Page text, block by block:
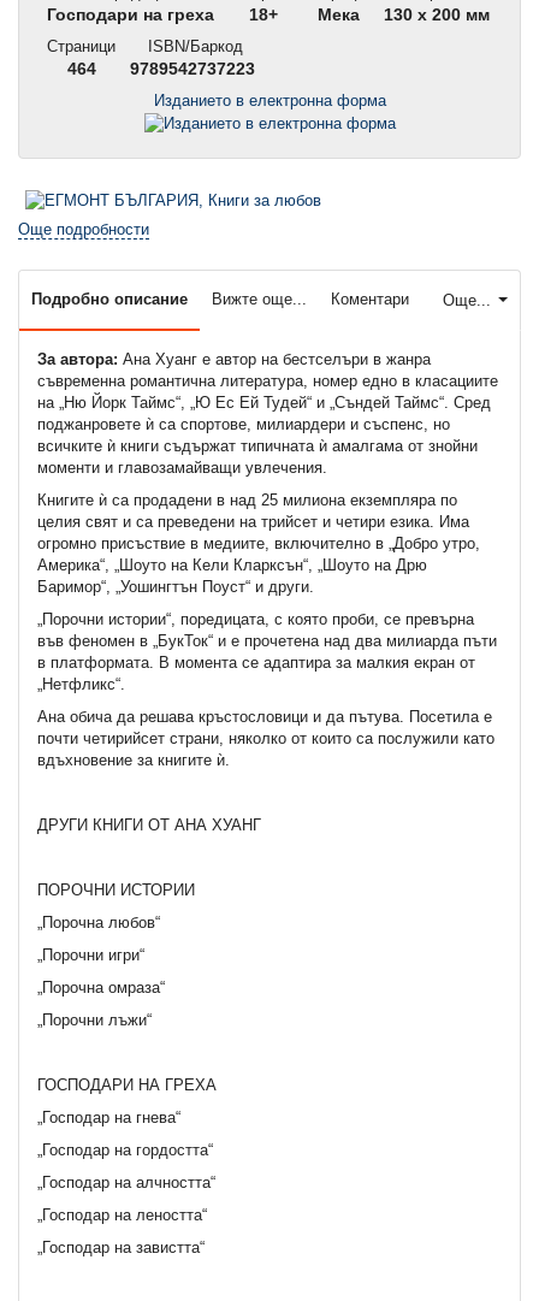
Господари на греха
18+
Мека
130 x 200 мм
Страници
464
ISBN/Баркод
9789542737223
Изданието в електронна форма
Още подробности
Още...
Подробно описание Вижте още... Коментари
За автора: Ана Хуанг е автор на бестселъри в жанра
съвременна романтична литература, номер едно в класациите
на „Ню Йорк Таймс“, „Ю Ес Ей Тудей“ и „Съндей Таймс“. Сред
поджанровете ѝ са спортове, милиардери и съспенс, но
всичките ѝ книги съдържат типичната ѝ амалгама от знойни
моменти и главозамайващи увлечения.
Книгите ѝ са продадени в над 25 милиона екземпляра по
целия свят и са преведени на трийсет и четири езика. Има
огромно присъствие в медиите, включително в „Добро утро,
Америка“, „Шоуто на Кели Кларксън“, „Шоуто на Дрю
Баримор“, „Уошингтън Поуст“ и други.
„Порочни истории“, поредицата, с която проби, се превърна
във феномен в „БукТок“ и е прочетена над два милиарда пъти
в платформата. В момента се адаптира за малкия екран от
„Нетфликс“.
Ана обича да решава кръстословици и да пътува. Посетила е
почти четирийсет страни, няколко от които са послужили като
вдъхновение за книгите ѝ.
ДРУГИ КНИГИ ОТ АНА ХУАНГ
ПОРОЧНИ ИСТОРИИ
„Порочна любов“
„Порочни игри“
„Порочна омраза“
„Порочни лъжи“
ГОСПОДАРИ НА ГРЕХА
„Господар на гнева“
„Господар на гордостта“
„Господар на алчността“
„Господар на леността“
„Господар на завистта“